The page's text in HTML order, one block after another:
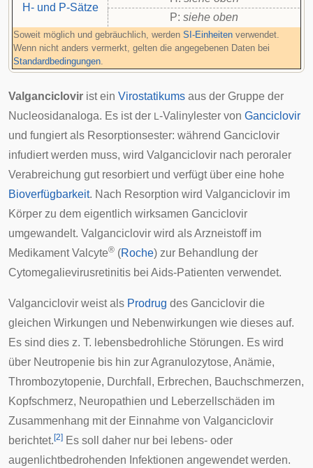
H- und P-Sätze
P: siehe oben
Soweit möglich und gebräuchlich, werden SI-Einheiten verwendet.
Wenn nicht anders vermerkt, gelten die angegebenen Daten bei
Standardbedingungen.
Valganciclovir ist ein Virostatikums aus der Gruppe der
Nucleosidanaloga. Es ist der L -Valinylester von Ganciclovir
und fungiert als Resorptionsester: während Ganciclovir
infudiert werden muss, wird Valganciclovir nach peroraler
Verabreichung gut resorbiert und verfügt über eine hohe
Bioverfügbarkeit. Nach Resorption wird Valganciclovir im
Körper zu dem eigentlich wirksamen Ganciclovir
umgewandelt. Valganciclovir wird als Arzneistoff im
Medikament Valcyte® (Roche) zur Behandlung der
Cytomegalievirusretinitis bei Aids-Patienten verwendet.
Valganciclovir weist als Prodrug des Ganciclovir die
gleichen Wirkungen und Nebenwirkungen wie dieses auf.
Es sind dies z. T. lebensbedrohliche Störungen. Es wird
über Neutropenie bis hin zurAgranulozytose, Anämie,
Thrombozytopenie, Durchfall , Erbrechen, Bauchschmerzen,
Kopfschmerz, Neuropathien und Leberzellschäden im
Zusammenhang mit der Einnahme von Valganciclovir
berichtet. [2] Es soll daher nur bei lebens- oder
augenlichtbedrohenden Infektionen angewendet werden.